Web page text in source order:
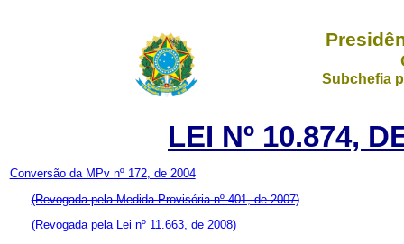
Subchefia
LEI Nº 10.874,
Conversão da MPv nº 172, de 2004
(Revogada pela Medida Provisória nº 401, de 2007)
(Revogada pela Lei nº 11.663, de 2008)